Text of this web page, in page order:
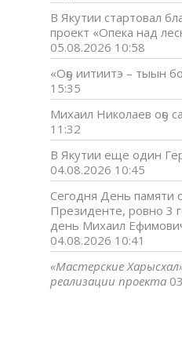
В Якутии стартовал
проект «Опека над
05.08.2026 10:58
«Оҕо иитиитэ – тыын
15:35
Михаил Николаев оҕо
11:32
В Якутии еще один
04.08.2026 10:45
Сегодня День памяти
Президенте, ровно 3
день Михаил
04.08.2026 10:41
«Мастерские
реализации проекта